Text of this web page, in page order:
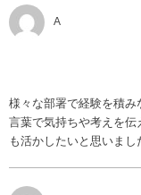
A
様々な部署で経験を積
言葉で気持ちや考えを伝
も活かしたいと思いまし